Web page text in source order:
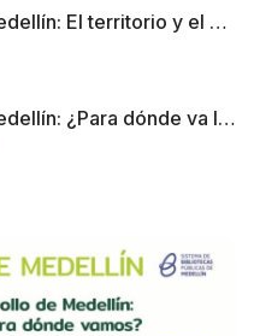
Hablemos de Medellín: El territorio y el derecho a la ciudad
Hablemos de Medellín: ¿Para dónde va la participación ciudadana en la ciudad?